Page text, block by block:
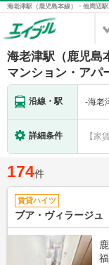
海老津駅（鹿児島
マンション・アパ
沿線・駅 -海老
詳細条件 【家
174件
賃貸ハイツ
ブア・ヴィラージュ